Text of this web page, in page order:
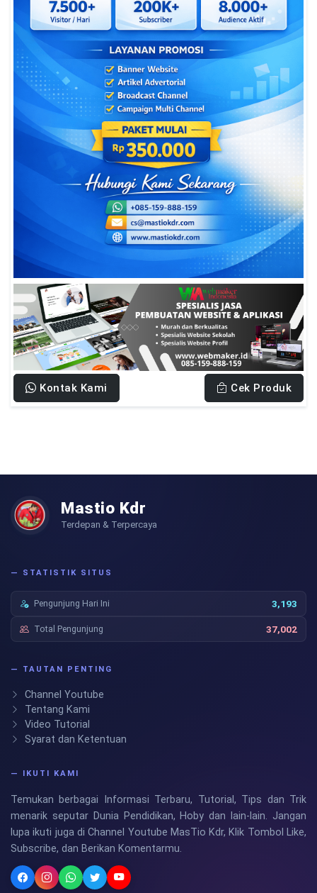
Kontak Kami Cek Produk
Mastio Kdr
Terdepan & Terpercaya
— STATISTIK SITUS
Pengunjung Hari Ini 3,193
Total Pengunjung 37,002
— TAUTAN PENTING
Channel Youtube
Tentang Kami
Video Tutorial
Syarat dan Ketentuan
— IKUTI KAMI
Temukan berbagai Informasi Terbaru, Tutorial, Tips dan Trik
menarik seputar Dunia Pendidikan, Hoby dan lain-lain. Jangan
lupa ikuti juga di Channel Youtube MasTio Kdr, Klik Tombol Like,
Subscribe, dan Berikan Komentarmu.